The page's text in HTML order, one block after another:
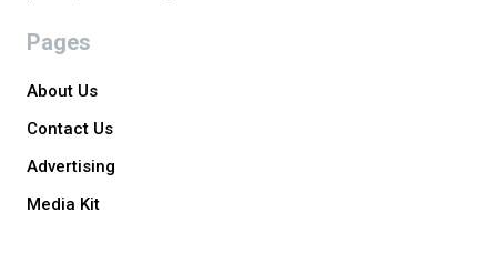
Pages
About Us
Contact Us
Advertising
Media Kit